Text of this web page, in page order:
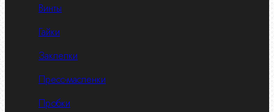
Винты
Гайки
Заклепки
Пресс-масленки
Пробки